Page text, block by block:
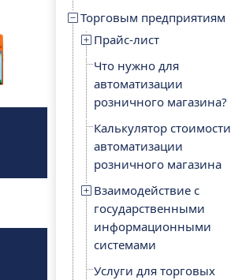
Торговым предприятиям
Прайс-лист
Что нужно для
автоматизации
розничного магазина?
Калькулятор стоимости
автоматизации
розничного магазина
Взаимодействие с
государственными
информационными
системами
Услуги для торговых